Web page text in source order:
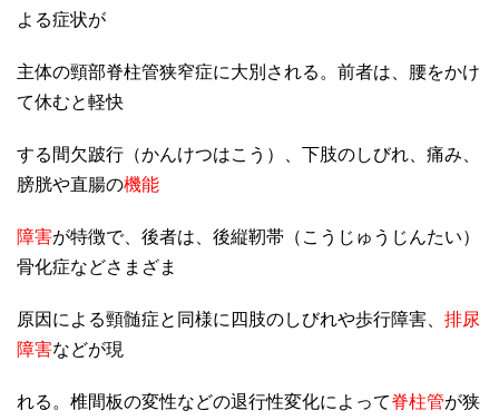
よる症状が
主体の頸部脊柱管狭窄症に大別される。前者は、腰をかけ
て休むと軽快
する間欠跛行（かんけつはこう）、下肢のしびれ、痛み、
膀胱や直腸の機能
障害が特徴で、後者は、後縦靭帯（こうじゅうじんたい）
骨化症などさまざま
原因による頸髄症と同様に四肢のしびれや歩行障害、 排尿
障害などが現
れる。椎間板の変性などの退行性変化によって脊柱管が狭